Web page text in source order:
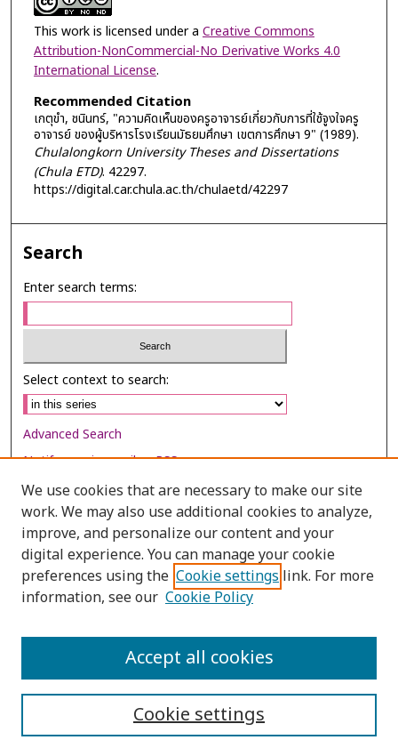
This work is licensed under a Creative Commons
Attribution-NonCommercial-No Derivative Works 4.0
International License.
Recommended Citation
เกตุขำ, ชนินทร์, "ความคิดเห็นของครูอาจารย์เกี่ยวกับการที่ใช้จูงใจครู
อาจารย์ ของผู้บริหารโรงเรียนมัธยมศึกษา เขตการศึกษา 9" (1989).
Chulalongkorn University Theses and Dissertations
(Chula ETD). 42297.
https://digital.car.chula.ac.th/chulaetd/42297
Search
Enter search terms:
Select context to search:
Advanced Search
Notify me via email orRSS
Browse
Collections
Disciplines
Authors
We use cookies that are necessary to make our site
work. We may also use additional cookies to analyze,
improve, and personalize our content and your
digital experience. You can manage your cookie
preferences using the Cookie settings link. For more
information, see our Cookie Policy
Cookie settings
Accept all cookies